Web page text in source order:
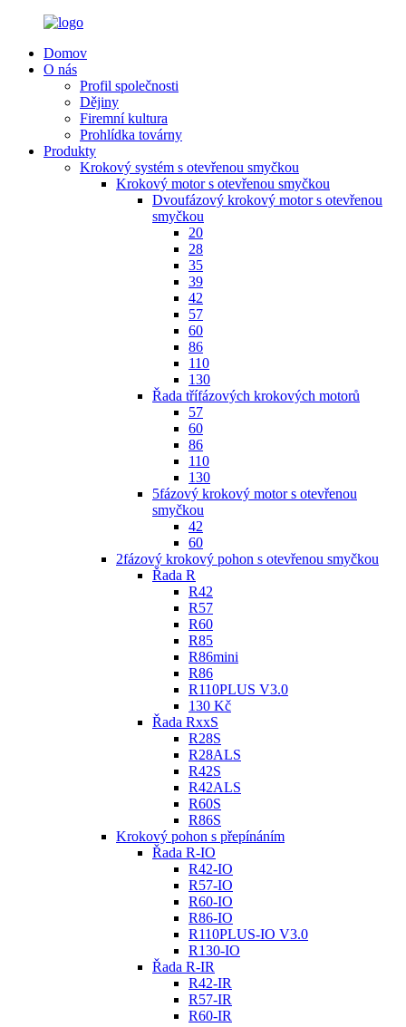
Domov
O nás
Profil společnosti
Dějiny
Firemní kultura
Prohlídka továrny
Produkty
Krokový systém s otevřenou smyčkou
Krokový motor s otevřenou smyčkou
Dvoufázový krokový motor s otevřenou
smyčkou
20
28
35
39
42
57
60
86
110
130
Řada třífázových krokových motorů
57
60
86
110
130
5fázový krokový motor s otevřenou
smyčkou
42
60
2fázový krokový pohon s otevřenou smyčkou
Řada R
R42
R57
R60
R85
R86mini
R86
R110PLUS V3.0
130 Kč
Řada RxxS
R28S
R28ALS
R42S
R42ALS
R60S
R86S
Krokový pohon s přepínáním
Řada R-IO
R42-IO
R57-IO
R60-IO
R86-IO
R110PLUS-IO V3.0
R130-IO
Řada R-IR
R42-IR
R57-IR
R60-IR